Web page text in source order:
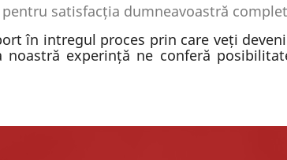
pentru satisfacția dumneavoastră
în intregul proces prin care veți
experință ne conferă